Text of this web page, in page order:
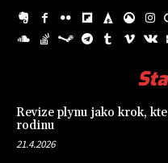
Revize plynu jako krok,
rodinu
21.4.2026